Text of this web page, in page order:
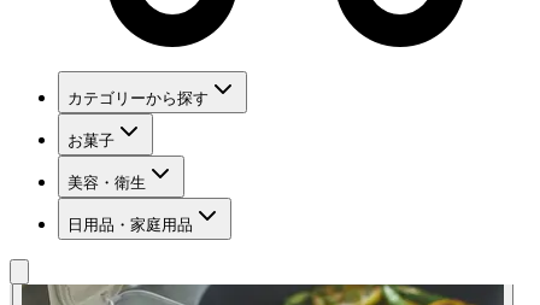
カテゴリーから探す
お菓子
美容・衛生
日用品・家庭用品